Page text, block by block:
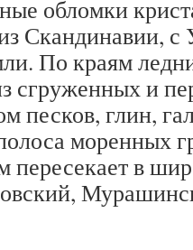
обломки
Скандинавии, с
По краям
сгруженных и
песков, глин,
моренных
пересекает в